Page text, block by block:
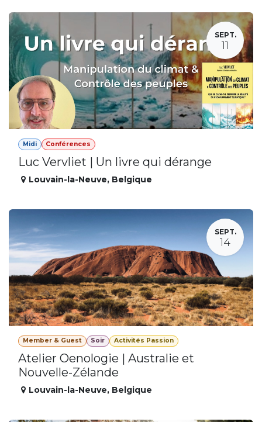
SEPT.
11
Midi Conférences
Luc Vervliet | Un livre qui dérange
Louvain-la-Neuve, Belgique
SEPT.
14
Member & Guest Soir Activités Passion
Atelier Oenologie | Australie et
Nouvelle-Zélande
Louvain-la-Neuve, Belgique